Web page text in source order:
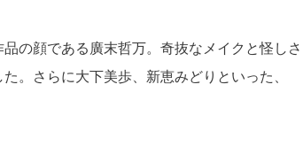
の顔である廣末哲万。奇抜なメイクと怪しさ
。さらに大下美歩、新恵みどりといった、